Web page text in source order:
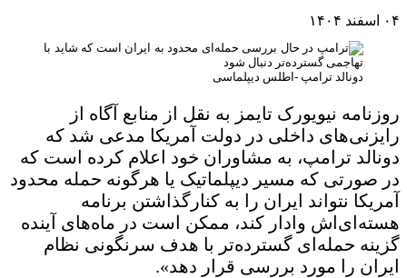
۰۴ اسفند ۱۴۰۴
دونالد ترامپ -اطلس دیپلماسی
روزنامه نیویورک تایمز به نقل از منابع آگاه از
رایزنی‌های داخلی در دولت آمریکا مدعی شد که
دونالد ترامپ، به مشاوران خود اعلام کرده است که
در صورتی که مسیر دیپلماتیک یا هرگونه حمله محدود
آمریکا نتواند ایران را به کنارگذاشتن برنامه
هسته‌ای‌اش وادار کند، ممکن است در ماه‌های آینده
گزینه حمله‌ای گسترده‌تر با هدف سرنگونی نظام
ایران را مورد بررسی قرار دهد».